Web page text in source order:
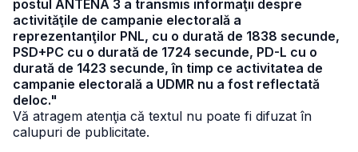
postul ANTENA 3 a transmis informaţii despre
activităţile de campanie electorală a
reprezentanţilor PNL, cu o durată de 1838 secunde,
PSD+PC cu o durată de 1724 secunde, PD-L cu o
durată de 1423 secunde, în timp ce activitatea de
campanie electorală a UDMR nu a fost reflectată
deloc."
Vă atragem atenţia că textul nu poate fi difuzat în
calupuri de publicitate.